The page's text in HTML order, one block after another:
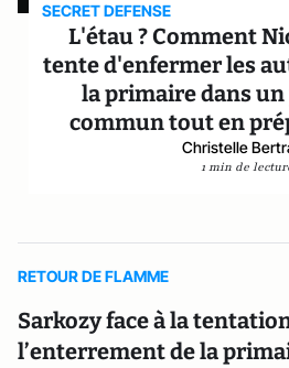
SECRET DEFENSE
L'étau ? Comment
tente d'enfermer les
la primaire dans
commun tout en
Christelle
1 min de
RETOUR DE FLAMME
Sarkozy face à la
l’enterrement de la